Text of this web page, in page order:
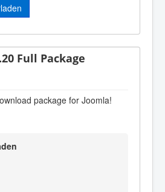
Full Package
package for Joomla!